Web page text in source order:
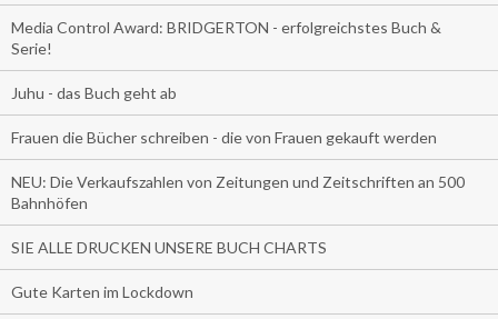
Media Control Award: BRIDGERTON - erfolgreichstes Buch &
Serie!
Juhu - das Buch geht ab
Frauen die Bücher schreiben - die von Frauen gekauft werden
NEU: Die Verkaufszahlen von Zeitungen und Zeitschriften an 500
Bahnhöfen
SIE ALLE DRUCKEN UNSERE BUCH CHARTS
Gute Karten im Lockdown